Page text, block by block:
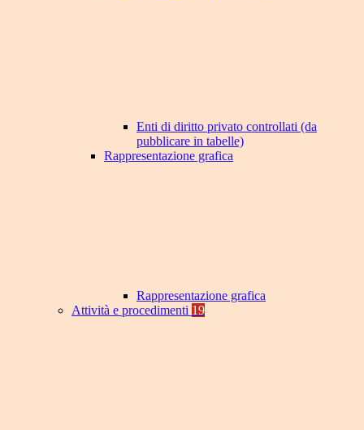
Enti di diritto privato controllati (da
pubblicare in tabelle)
Rappresentazione grafica
Rappresentazione grafica
Attività e procedimenti 19